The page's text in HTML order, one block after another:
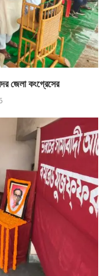
জেলা কংগ্রেসের